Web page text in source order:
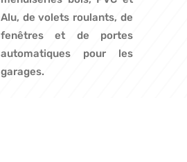
Alu, de volets roulants, de
fenêtres et de portes
automatiques pour les
garages.